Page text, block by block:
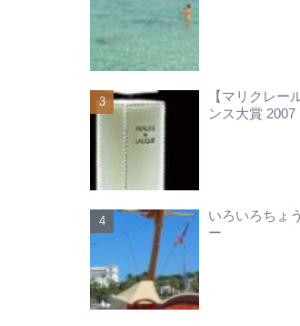
【マリクレー
ンス大賞 2007
いろいろちょ
ー